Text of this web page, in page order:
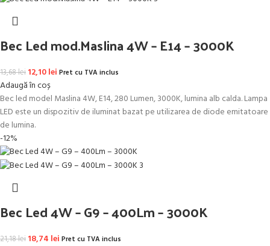
Bec Led mod.Maslina 4W – E14 – 3000K
13,68lei Prețul inițial a fost: 13,68 lei.
12,10leiPrețul curent este: 12,10 lei.
Pret cu TVA inclus
Adaugă în coș
Bec led model Maslina 4W, E14, 280 Lumen, 3000K, lumina alb calda. Lampa
LED este un dispozitiv de iluminat bazat pe utilizarea de diode emitatoare
de lumina.
-12%
Bec Led 4W – G9 – 400Lm – 3000K
21,18lei Prețul inițial a fost: 21,18 lei.
18,74 leiPrețul curent este: 18,74 lei.
Pret cu TVA inclus